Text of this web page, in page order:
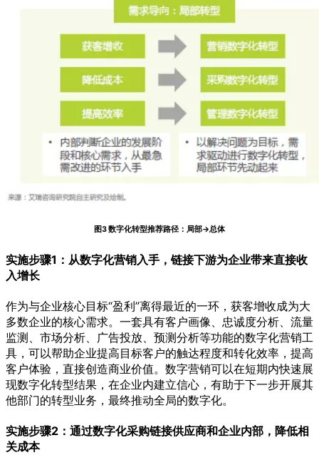
图3 数字化转型推荐路径：局部→总体
实施步骤1：从数字化营销入手，链接下游为企业带来直接收
入增长
作为与企业核心目标“盈利”离得最近的一环，获客增收成为大
多数企业的核心需求。一套具有客户画像、忠诚度分析、流量
监测、市场分析、广告投放、预测分析等功能的数字化营销工
具，可以帮助企业提高目标客户的触达程度和转化效率，提高
客户体验，直接创造商业价值。数字营销可以在短期内快速展
现数字化转型结果，在企业内建立信心，有助于下一步开展其
他部门的转型业务，最终推动全局的数字化。
实施步骤2：通过数字化采购链接供应商和企业内部，降低相
关成本